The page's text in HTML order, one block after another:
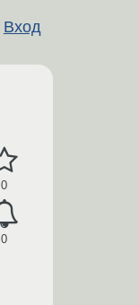
Вход
0
0